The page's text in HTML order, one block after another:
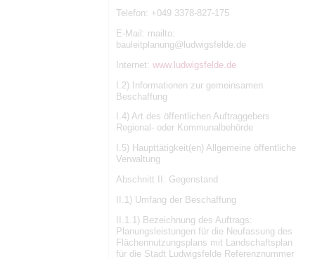
Telefon: +049 3378-827-175
E-Mail: mailto:
bauleitplanung@ludwigsfelde.de
Internet: www.ludwigsfelde.de
I.2) Informationen zur gemeinsamen
Beschaffung
I.4) Art des öffentlichen Auftraggebers
Regional- oder Kommunalbehörde
I.5) Haupttätigkeit(en) Allgemeine öffentliche
Verwaltung
Abschnitt II: Gegenstand
II.1) Umfang der Beschaffung
II.1.1) Bezeichnung des Auftrags:
Planungsleistungen für die Neufassung des
Flächennutzungsplans mit Landschaftsplan
für die Stadt Ludwigsfelde Referenznummer